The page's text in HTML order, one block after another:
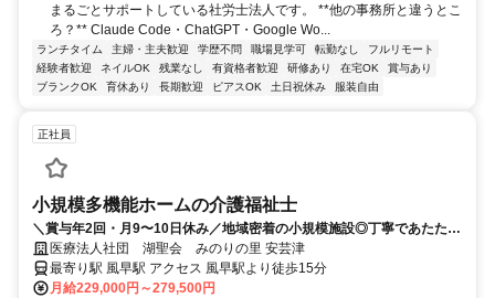
まるごとサポートしている社労士法人です。 **他の事務所と違うとこ
ろ？** Claude Code・ChatGPT・Google Wo...
ランチタイム 主婦・主夫歓迎 学歴不問 職場見学可 転勤なし
フルリモート
経験者歓迎
ネイルOK 残業なし 有資格者歓迎 研修あり 在宅OK
賞与あり
ブランクOK
育休あり 長期歓迎 ピアスOK 土日祝休み 服装自由
正社員
小規模多機能ホームの介護福祉士
＼賞与年2回・月9〜10日休み／地域密着の小規模施設◎丁寧であたたか
いケアができる環境◎
医療法人社団 湖聖会 みのりの里 安芸津
最寄り駅 風早駅 アクセス 風早駅より徒歩15分
月給229,000円～279,500円